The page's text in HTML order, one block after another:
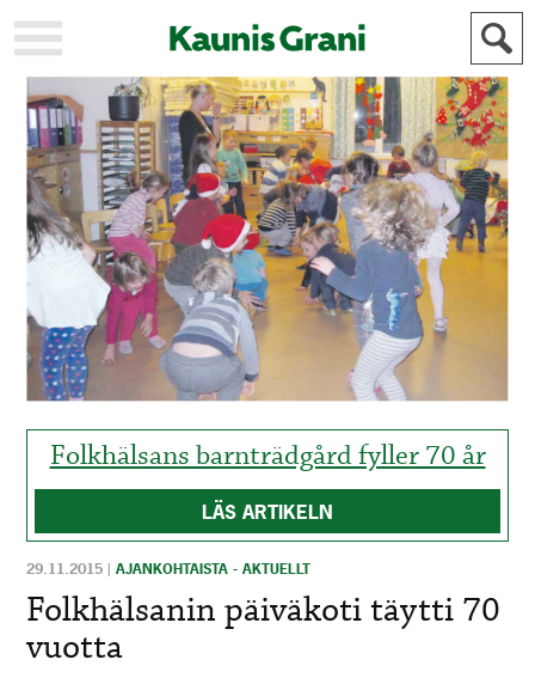
KAUPUNKI
STADEN
AJANKOHTAISTA
AKTUELLT
URHEILU
IDROTT
KULTTUURI
KULTUR
HISTORIA
HISTORIA
YLEINEN
ALLMÄN
MAINOSTAJILLE
FÖR
ANNONSÖRER
Folkhälsans barnträdgård fyller 70 år
LÄS ARTIKELN
29.11.2015 |AJANKOHTAISTA - AKTUELLT
Folkhälsanin päiväkoti täytti 70
vuotta